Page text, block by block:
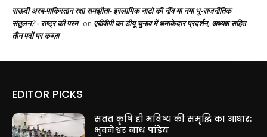
सऊदी अरब-पाकिस्तान रक्षा समझौता- इस्लामिक नाटो की नींव या नया भू-राजनीतिक
संतुलन? - राष्ट्र की परम on एबीवीपी का डीयू चुनाव में धमाकेदार प्रदर्शन, अध्यक्ष सहित
तीन पदों पर कब्ज़ा
EDITOR PICKS
सतत कृषि ही भविष्य की समृद्धि का आधार:
भुवनेश्वर नाथ पांडेय